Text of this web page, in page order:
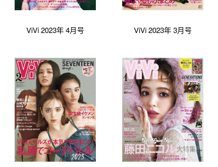
ViVi 2023年 4月号 ViVi 2023年 3月号